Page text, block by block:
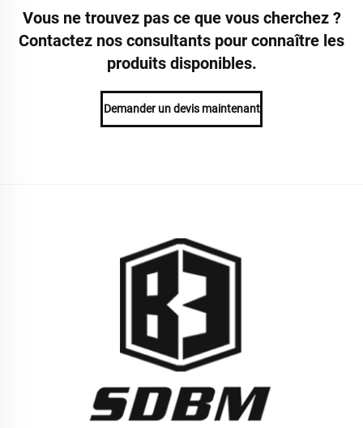
Vous ne trouvez pas ce que vous cherchez ?
Contactez nos consultants pour connaître les
produits disponibles.
Demander un devis maintenant